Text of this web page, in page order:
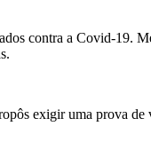
contra a Covid-19.
exigir uma prova de